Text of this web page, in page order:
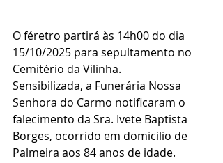
O féretro partirá às 14h00 do dia
15/10/2025 para sepultamento no
Cemitério da Vilinha.
Sensibilizada, a Funerária Nossa
Senhora do Carmo notificaram o
falecimento da Sra. Ivete Baptista
Borges, ocorrido em domicilio de
Palmeira aos 84 anos de idade.